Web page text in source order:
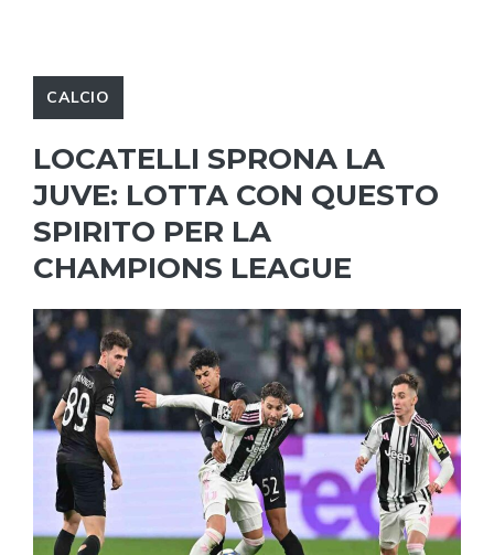
CALCIO
LOCATELLI SPRONA LA
JUVE: LOTTA CON QUESTO
SPIRITO PER LA
CHAMPIONS LEAGUE